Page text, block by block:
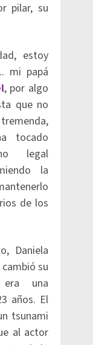
pilar, su
estoy
mi papá
, por algo
que no
tocado
legal
la
de los
Daniela
su
era una
años. El
tsunami
al actor